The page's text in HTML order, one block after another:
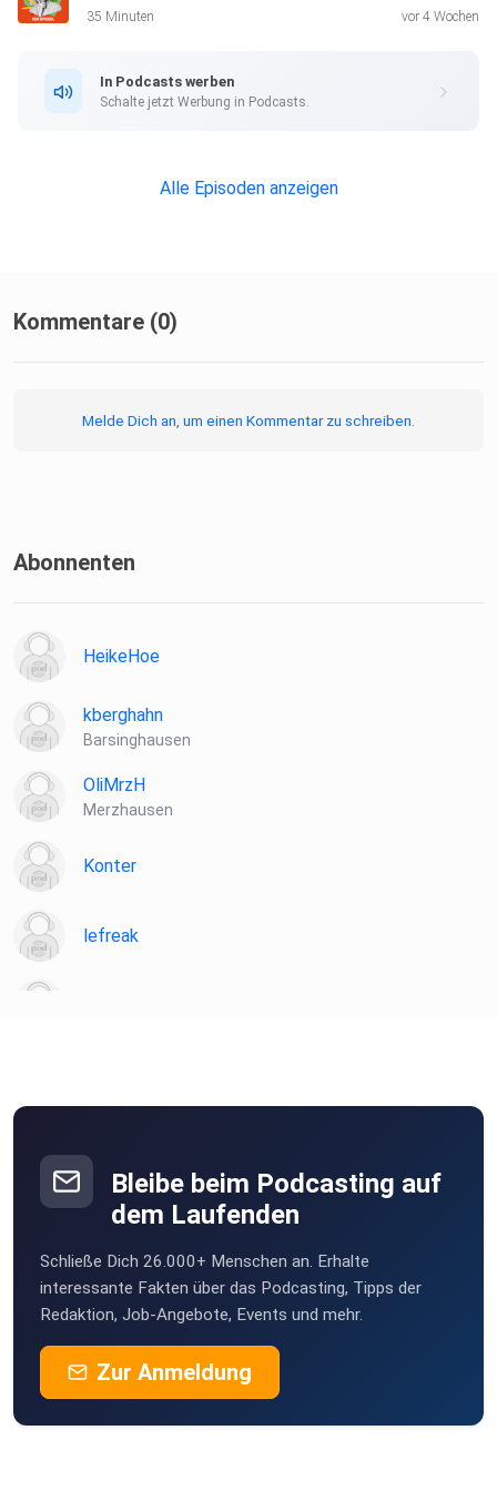
Alle Newsletter vom SPIEGEL finden Sie hier.
Hier geht es zur SPIEGEL Akademie.
Sie möchten den SPIEGEL mitgestalten? Registrieren Sie
Informationen zu unserer Datenschutzerklärung.
35 Minuten vor 4 Wochen
In Podcasts werben
Schalte jetzt Werbung in Podcasts.
Alle Episoden anzeigen
Kommentare (0)
Melde Dich an, um einen Kommentar zu schreiben.
Abonnenten
HeikeHoe
kberghahn
Barsinghausen
OliMrzH
Merzhausen
Konter
lefreak
Mesner
Berlin
StefanieBG
Buddel003
Dortmund
Bleibe beim Podcasting auf
dem Laufenden
Schließe Dich 26.000+ Menschen an. Erhalte
interessante Fakten über das Podcasting, Tipps der
Redaktion, Job-Angebote, Events und mehr.
Zur Anmeldung